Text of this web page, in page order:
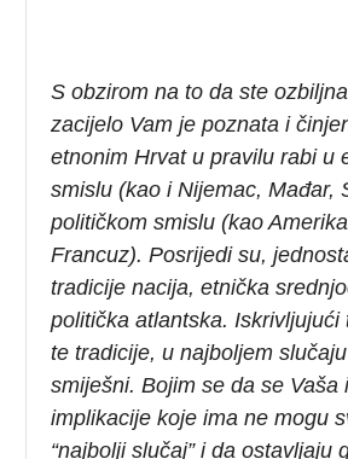
S obzirom na to da ste
zacijelo Vam je poznata i
etnonim Hrvat u pravilu rabi u
smislu (kao i Nijemac, Mađar,
političkom smislu (kao
Francuz). Posrijedi su,
tradicije nacija, etnička
politička atlantska. Iskrivljujući
te tradicije, u najboljem
smiješni. Bojim se da se Vaša
implikacije koje ima ne mogu
“najbolji slučaj” i da ostavljaju